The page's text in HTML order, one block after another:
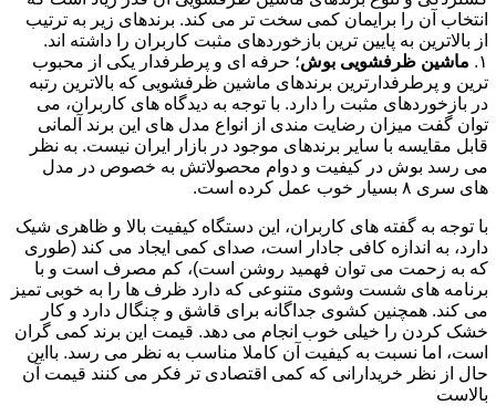
انتخاب آن را برایمان کمی سخت تر می کند. برندهای زیر به ترتیب
از بالاترین به پایین ترین بازخوردهای مثبت کاربران را داشته اند.
۱.
ماشین ظرفشویی بوش؛ حرفه ای و پرطرفدار یکی از محبوب
ترین و پرطرفدارترین برندهای ماشین ظرفشویی که بالاترین رتبه
در بازخوردهای مثبت را دارد. با توجه به دیدگاه های کاربران، می
توان گفت میزان رضایت مندی از انواع مدل های این برند آلمانی
قابل مقایسه با سایر برندهای موجود در بازار ایران نیست. به نظر
می رسد بوش در کیفیت و دوام محصولاتش به خصوص در مدل
های سری ۸ بسیار خوب عمل کرده است.
با توجه به گفته های کاربران، این دستگاه کیفیت بالا و ظاهری شیک
دارد، به اندازه کافی جادار است، صدای کمی ایجاد می کند (طوری
که به زحمت می توان فهمید روشن است)، کم مصرف است و با
برنامه های شست وشوی متنوعی که دارد ظرف ها را به خوبی تمیز
می کند. همچنین کشوی جداگانه برای قاشق و چنگال دارد و کار
خشک کردن را خیلی خوب انجام می دهد. قیمت این برند کمی گران
است، اما نسبت به کیفیت آن کاملا مناسب به نظر می رسد. بااین
حال از نظر خریدارانی که کمی اقتصادی تر فکر می کنند قیمت آن
بالاست